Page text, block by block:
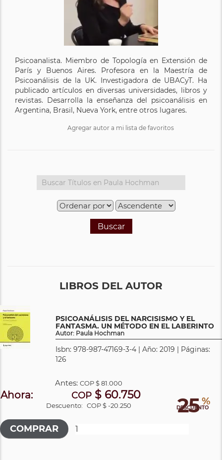
Psicoanalista. Miembro de Topología en Extensión de
París y Buenos Aires. Profesora en la Maestría de
Psicoanálisis de la UK. Investigadora de UBACyT. Ha
publicado artículos en diversas universidades, libros y
revistas. Desarrolla la enseñanza del psicoanálisis en
Argentina, Brasil, Nueva York, entre otros lugares.
Agregar autor a mi lista de favoritos
Buscar
LIBROS DEL AUTOR
PSICOANÁLISIS DEL NARCISISMO Y EL
FANTASMA. UN MÉTODO EN EL LABERINTO
Autor: Paula Hochman
Isbn: 978-987-47169-3-4 | Año: 2019 | Páginas:
126
25 %
DESCUENTO
Antes:COP$ 81.000
Ahora: COP $ 60.750
Descuento: COP $ -20.250